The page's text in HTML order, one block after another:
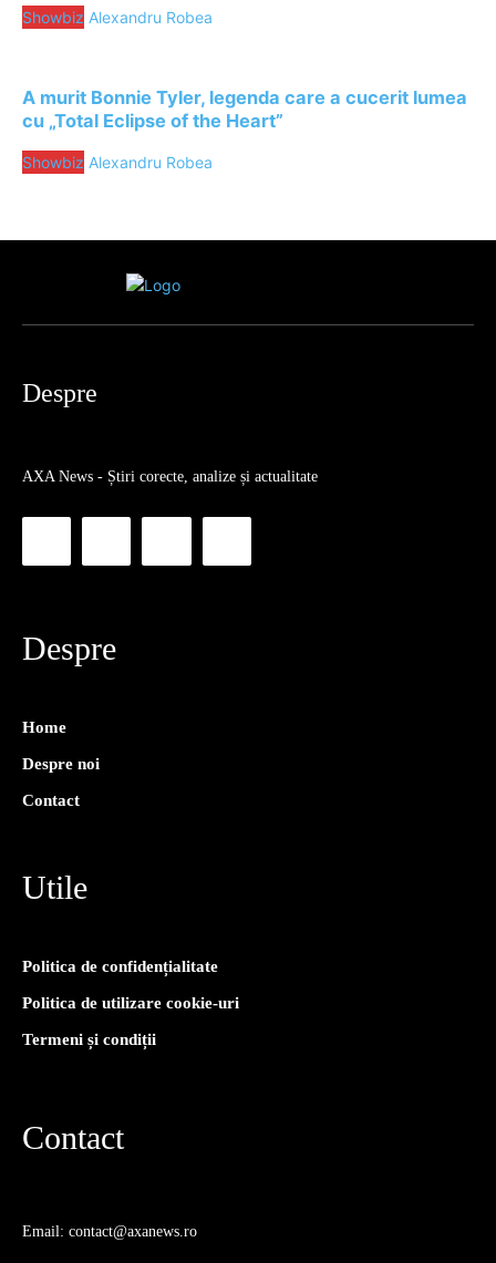
Showbiz Alexandru Robea
A murit Bonnie Tyler, legenda care a cucerit lumea
cu „Total Eclipse of the Heart”
Showbiz Alexandru Robea
Despre
AXA News - Știri corecte, analize și actualitate
Despre
Home
Despre noi
Contact
Utile
Politica de confidențialitate
Politica de utilizare cookie-uri
Termeni și condiții
Contact
Email: contact@axanews.ro